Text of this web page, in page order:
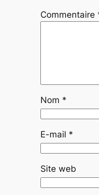
Commentaire
Nom *
E-mail *
Site web